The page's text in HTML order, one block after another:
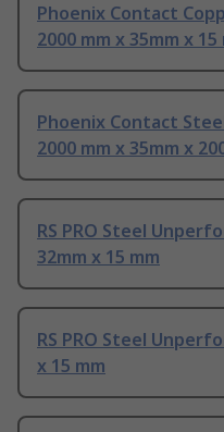
Phoenix Contact
2000 mm x 35mm x 15
Phoenix Contact
2000 mm x 35mm x
RS PRO Steel
32mm x 15 mm
RS PRO Steel
x 15 mm